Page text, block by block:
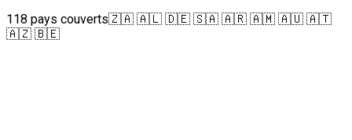
118 pays couverts🇿🇦 🇦🇱 🇩🇪 🇸🇦 🇦🇷 🇦🇲 🇦🇺 🇦🇹
🇦🇿 🇧🇪